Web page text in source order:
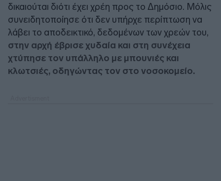
δικαιούται διότι έχει χρέη προς το Δημόσιο. Μόλις
συνειδητοποίησε ότι δεν υπήρχε περίπτωση να
λάβει το αποδεικτικό, δεδομένων των χρεών του,
στην αρχή έβρισε χυδαία και στη συνέχεια
χτύπησε τον υπάλληλο με μπουνιές και
κλωτσιές, οδηγώντας τον στο νοσοκομείο.